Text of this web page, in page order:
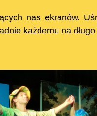
nas ekranów.
każdemu na